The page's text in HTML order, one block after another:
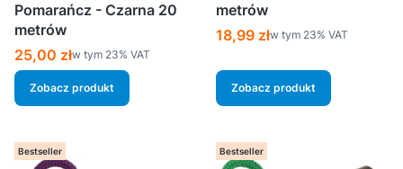
Pomarańcz - Czarna 20
metrów
Cena brutto
25,00 złw tym %s VAT
w tym 23% VAT
Zobacz produkt
metrów
Cena brutto
18,99 złw tym %s VAT
w tym 23% VAT
Zobacz produkt
Bestseller Bestseller